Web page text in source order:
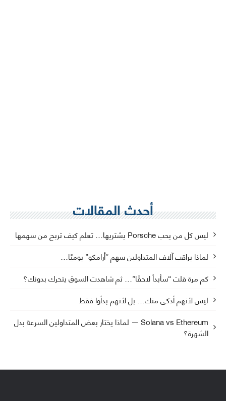
أحدث المقالات
ليس كل من يحب Porsche يشتريها… تعلم كيف تربح من سهمها
لماذا يراقب آلاف المتداولين سهم “أرامكو” يوميًا…
كم مرة قلت “سأبدأ لاحقًا”… ثم شاهدت السوق يتحرك بدونك؟
ليس لأنهم أذكى منك… بل لأنهم بدأوا فقط
Solana vs Ethereum — لماذا يختار بعض المتداولين السرعة بدل
الشهرة؟